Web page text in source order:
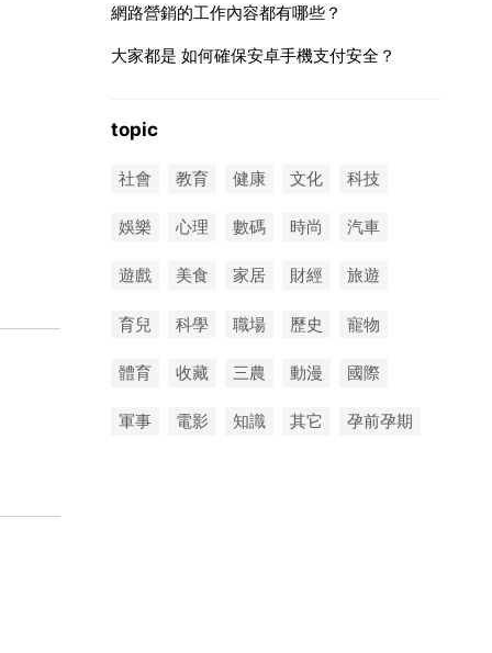
網路營銷的工作內容都有哪些？
大家都是 如何確保安卓手機支付安全？
topic
社會 教育 健康 文化 科技
娛樂 心理 數碼 時尚 汽車
遊戲 美食 家居 財經 旅遊
育兒 科學 職場 歷史 寵物
體育 收藏 三農 動漫 國際
軍事 電影 知識 其它 孕前孕期